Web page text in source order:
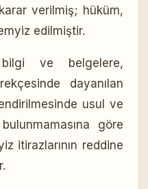
verilmiş; hüküm,
edilmiştir.
bilgi ve belgelere,
dayanılan
usul ve
göre
itirazlarının reddine